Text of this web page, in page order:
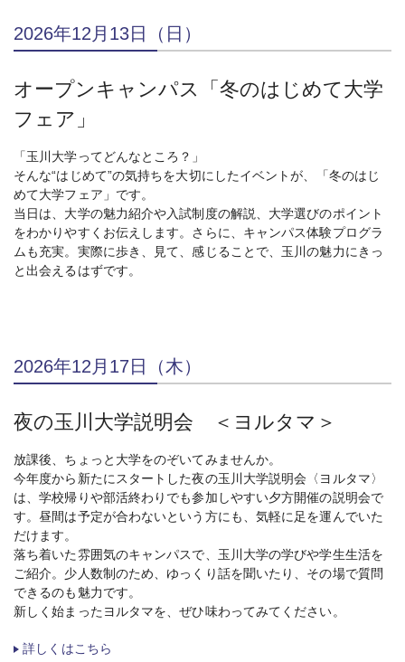
2026年12月13日（日）
オープンキャンパス「冬のはじめて大学
フェア」
「玉川大学ってどんなところ？」
そんな“はじめて”の気持ちを大切にしたイベントが、「冬のはじ
めて大学フェア」です。
当日は、大学の魅力紹介や入試制度の解説、大学選びのポイント
をわかりやすくお伝えします。さらに、キャンパス体験プログラ
ムも充実。実際に歩き、見て、感じることで、玉川の魅力にきっ
と出会えるはずです。
2026年12月17日（木）
夜の玉川大学説明会 ＜ヨルタマ＞
放課後、ちょっと大学をのぞいてみませんか。
今年度から新たにスタートした夜の玉川大学説明会〈ヨルタマ〉
は、学校帰りや部活終わりでも参加しやすい夕方開催の説明会で
す。昼間は予定が合わないという方にも、気軽に足を運んでいた
だけます。
落ち着いた雰囲気のキャンパスで、玉川大学の学びや学生生活を
ご紹介。少人数制のため、ゆっくり話を聞いたり、その場で質問
できるのも魅力です。
新しく始まったヨルタマを、ぜひ味わってみてください。
詳しくはこちら